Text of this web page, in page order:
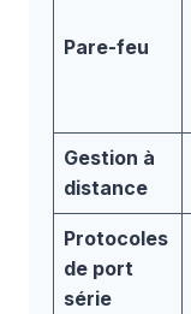
Pare-feu
Gestion à
distance
Protocoles
de port
série